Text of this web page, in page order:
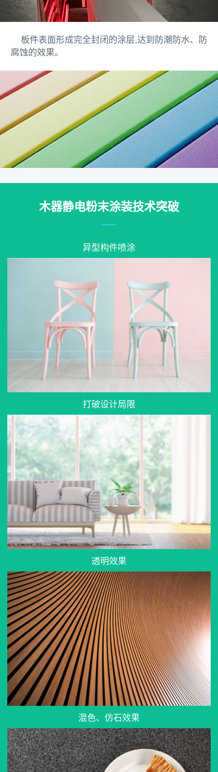
板件表面形成完全封闭的涂层,达到防潮防水、防
腐蚀的效果。
木器静电粉末涂装技术突破
异型构件喷涂
打破设计局限
透明效果
混色、仿石效果